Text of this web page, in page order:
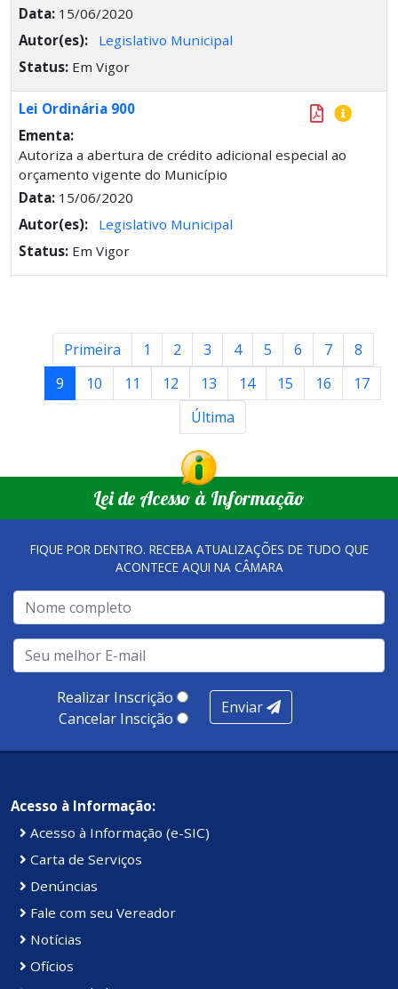
Data: 15/06/2020
Autor(es):
Legislativo Municipal
Status: Em Vigor
Lei Ordinária 900
Ementa:
Autoriza a abertura de crédito adicional especial ao
orçamento vigente do Município
Data: 15/06/2020
Autor(es):
Legislativo Municipal
Status: Em Vigor
Primeira 1 2 3 4 5 6 7
8
9
10 11 12 13 14 15 16
17
Última
Lei de Acesso à Informação
FIQUE POR DENTRO. RECEBA ATUALIZAÇÕES DE TUDO QUE
ACONTECE AQUI NA CÂMARA
Realizar Inscrição
Cancelar Inscição
Enviar
Acesso à Informação:
Acesso à Informação (e-SIC)
Carta de Serviços
Denúncias
Fale com seu Vereador
Notícias
Ofícios